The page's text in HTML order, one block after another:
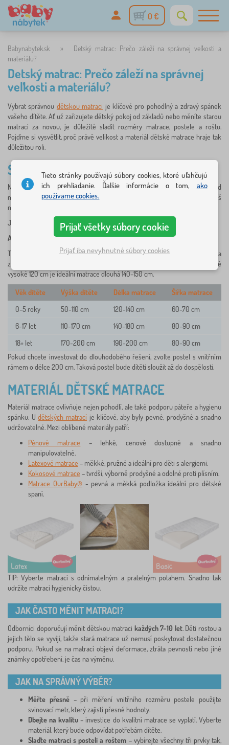
0 €
Babynabytek.sk »
Detský matrac: Prečo záleží na správnej veľkosti a
materiálu?
Detský matrac: Prečo záleží na správnej
veľkosti a materiálu?
Vybrat správnou dětskou matraci je klíčové pro pohodlný a zdravý spánek
vašeho dítěte. Ať už zařizujete dětský pokoj od základů nebo měníte starou
matraci za novou, je důležité sladit rozměry matrace, postele a roštu.
Pojďme si vysvětlit, proč právě velikost a materiál dětské matrace hraje tak
důležitou roli.
SPRÁVNÁ VELIKOST DĚTSKÉ MATRACE
Nejdříve je potřeba sladit matraci s vnitřním rozměrem postele. Pokud
matrace neodpovídá rámu, může buď přesahovat, nebo naopak být příliš
malá – obojí je pro pohodlí i bezpečnost dítěte nevhodné.
Jak zjistit ideální rozměr matrace? Stačí použít jednoduchý vzorec:
Aktuální výška dítěte + 20–30 cm = doporučená délka matrace.
Tím zajistíte, že chodidla dítěte nebudou přesahovat přes okraj postele, a
zároveň se matrace „neokouká“ ani při růstu dítěte. Například pro dítě
vysoké 120 cm je ideální matrace dlouhá 140–150 cm.
Věk dítěte Výška dítěte Délka matrace
Šířka matrace
0-5 roky
50-110 cm 120-140 cm
60-70 cm
6-17 let
110-170 cm 140-180 cm
80-90 cm
18+ let
170-200 cm 190-200 cm
80-90 cm
Pokud chcete investovat do dlouhodobého řešení, zvolte postel s vnitřním
rámem o délce 200 cm. Taková postel bude dítěti sloužit až do dospělosti.
MATERIÁL DĚTSKÉ MATRACE
Materiál matrace ovlivňuje nejen pohodlí, ale také podporu páteře a hygienu
spánku. Udětských matracíje klíčové, aby byly pevné, prodyšné a snadno
udržovatelné. Mezi oblíbené materiály patří:
Pěnové matrace – lehké, cenově dostupné a snadno
manipulovatelné.
Latexové matrace – měkké, pružné a ideální pro děti s alergiemi.
Kokosové matrace – tvrdší, výborně prodyšné a odolné proti plísním.
Matrace OurBaby®- pevná a měkká podložka ideální pro dětské
spaní.
TIP: Vyberte matraci s odnímatelným a pratelným potahem. Snadno tak
udržíte matraci hygienicky čistou.
JAK ČASTO MĚNIT MATRACI?
Odborníci doporučují měnit dětskou matraci každých 7–10 let. Děti rostou a
jejich tělo se vyvíjí, takže stará matrace už nemusí poskytovat dostatečnou
podporu. Pokud se na matraci objeví deformace, ztráta pevnosti nebo jiné
známky opotřebení, je čas na výměnu.
JAK NA SPRÁVNÝ VÝBĚR?
Měřte přesně– při měření vnitřního rozměru postele použijte
svinovací metr, který zajistí přesné hodnoty.
Dbejte na kvalitu – investice do kvalitní matrace se vyplatí. Vyberte
materiál, který bude odpovídat potřebám dítěte.
Slaďte matraci s postelí a roštem – vybírejte všechny tři prvky tak,
Tieto stránky používajú súbory cookies, ktoré uľahčujú
ich prehliadanie. Ďalšie informácie o tom, ako
používame cookies.
Prijať všetky súbory cookie
Prijať iba nevyhnutné súbory cookies